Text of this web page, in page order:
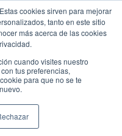
cookies sirven para mejorar
tanto en este sitio
más acerca de las cookies
cuando visites nuestro
tus preferencias,
para que no se te